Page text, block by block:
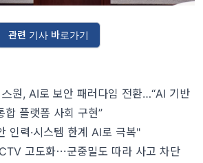
관련 기사 바로가기
원, AI로 보안 패러다임 전환…“AI 기반
합 플랫폼 사회 구현”
인력·시스템 한계 AI로 극복"
고도화⋯군중밀도 따라 사고 차단